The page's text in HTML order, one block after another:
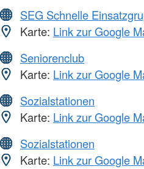
SEG Schnelle
Karte: Link zur Google
Seniorenclub
Karte: Link zur Google
Sozialstationen
Karte: Link zur Google
Sozialstationen
Karte: Link zur Google